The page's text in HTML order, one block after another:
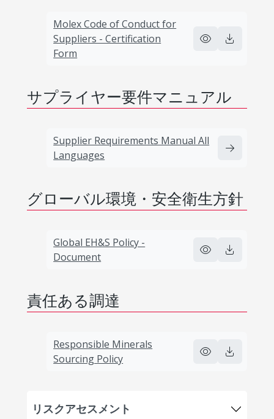
Molex Code of Conduct for
Suppliers - Certification
Form
サプライヤー要件マニュアル
Supplier Requirements Manual All
Languages
グローバル環境・安全衛生方針
Global EH&S Policy -
Document
責任ある調達
Responsible Minerals
Sourcing Policy
リスクアセスメント